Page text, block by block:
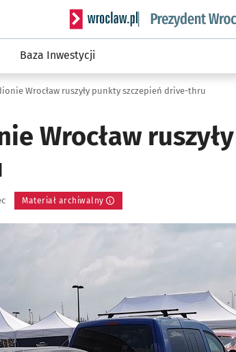
Serwis informacyjny wroclaw.pl
Baza Inwestycji
Wrocław ruszyły punkty szczepień drive-thru
Wrocław
Materiał archiwalny